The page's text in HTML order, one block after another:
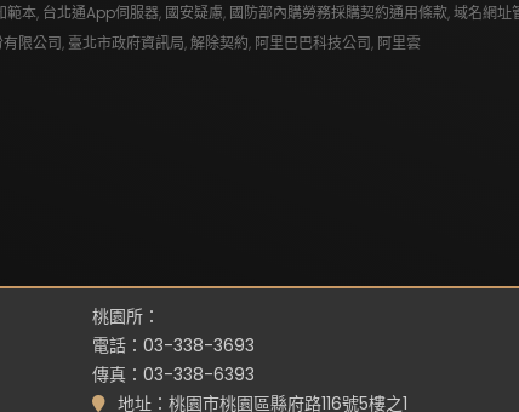
範本, 台北通App伺服器, 國安疑慮, 國防部內購勞務採購契約通用條款,域名網址
限公司, 臺北市政府資訊局,解除契約, 阿里巴巴科技公司, 阿里雲
桃園所：
電話：03-338-3693
傳真：03-338-6393
地址：桃園市桃園區縣府路116號5樓之1